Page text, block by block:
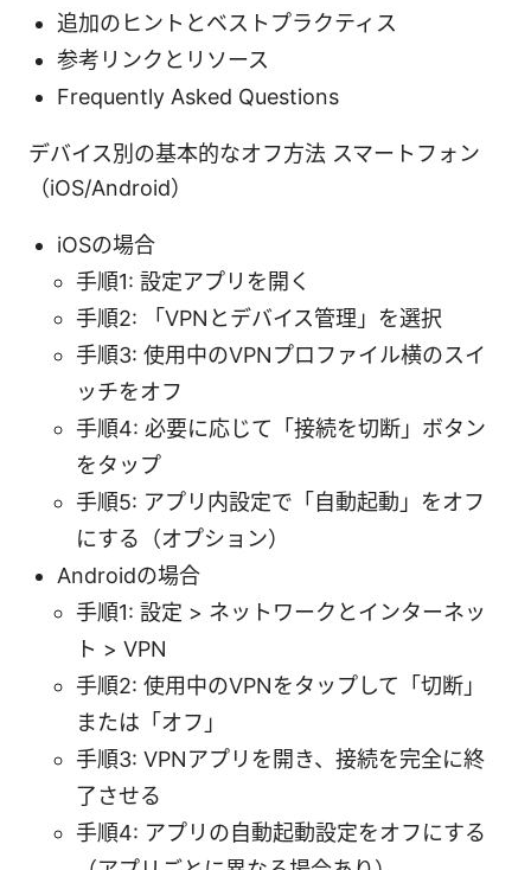
追加のヒントとベストプラクティス
参考リンクとリソース
Frequently Asked Questions
デバイス別の基本的なオフ方法 スマートフォン
（iOS/Android）
iOSの場合
手順1: 設定アプリを開く
手順2: 「VPNとデバイス管理」を選択
手順3: 使用中のVPNプロファイル横のスイ
ッチをオフ
手順4: 必要に応じて「接続を切断」ボタン
をタップ
手順5: アプリ内設定で「自動起動」をオフ
にする（オプション）
Androidの場合
手順1: 設定 > ネットワークとインターネッ
ト > VPN
手順2: 使用中のVPNをタップして「切断」
または「オフ」
手順3: VPNアプリを開き、接続を完全に終
了させる
手順4: アプリの自動起動設定をオフにする